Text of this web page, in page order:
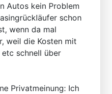
Autos kein Problem
schon
wenn da mal
weil die Kosten mit
schnell über
Privatmeinung: Ich